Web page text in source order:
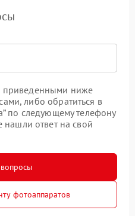
приведенными ниже
либо обратиться в
по следующему телефону
нашли ответ на свой
фотоаппаратов